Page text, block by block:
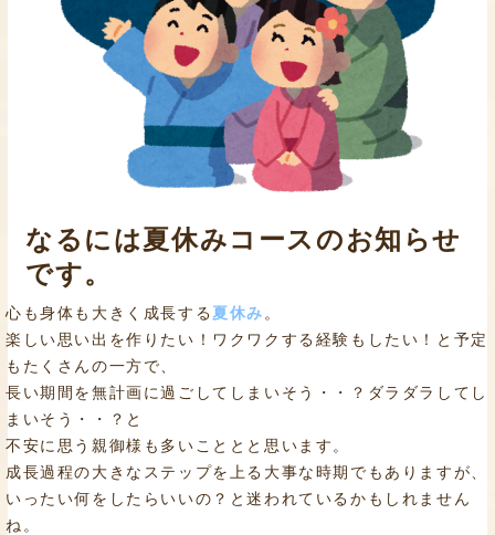
なるには夏休みコースのお知らせ
です。
心も身体も大きく成長する夏休み 。
楽しい思い出を作りたい！ワクワクする経験もしたい！と予定
もたくさんの一方で、
長い期間を無計画に過ごしてしまいそう・・？ダラダラしてし
まいそう・・？と
不安に思う親御様も多いこととと思います。
成長過程の大きなステップを上る大事な時期でもありますが、
いったい何をしたらいいの？と迷われているかもしれません
ね。